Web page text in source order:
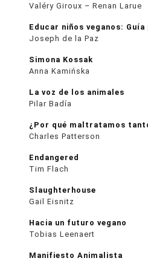
Valéry Giroux – Renan Larue
Educar niños veganos:
Joseph de la Paz
Simona Kossak
Anna Kamińska
La voz de los animales
Pilar Badía
¿Por qué maltratamos
Charles Patterson
Endangered
Tim Flach
Slaughterhouse
Gail Eisnitz
Hacia un futuro vegano
Tobias Leenaert
Manifiesto Animalista